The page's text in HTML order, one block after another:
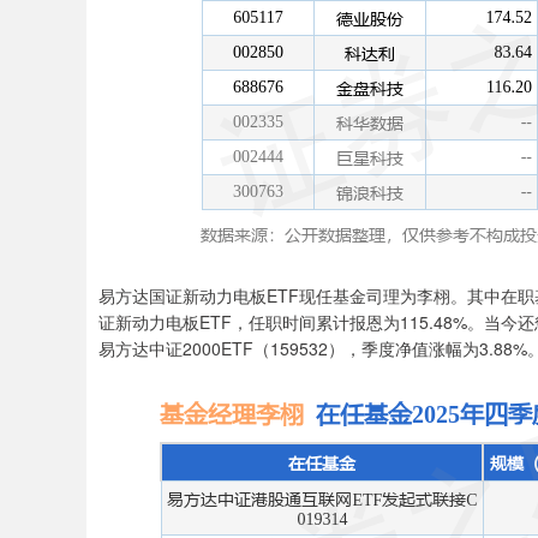
易方达国证新动力电板ETF现任基金司理为李栩。其中在
证新动力电板ETF，任职时间累计报恩为115.48%。当今
易方达中证2000ETF（159532），季度净值涨幅为3.88%